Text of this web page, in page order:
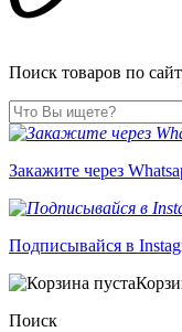
Поиск товаров по
Закажите через
Подписывайся в
Поиск